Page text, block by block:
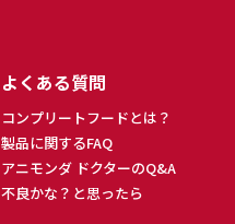
よくある質問
コンプリートフードとは？
製品に関するFAQ
アニモンダ ドクターのQ&A
不良かな？と思ったら